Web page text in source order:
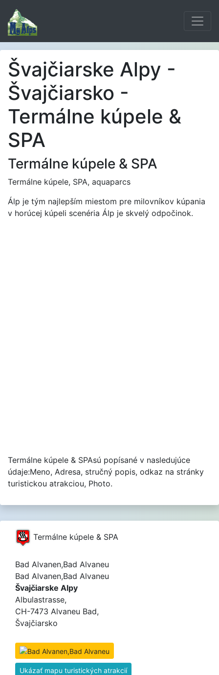
Švajčiarske Alpy -
Švajčiarsko -
Termálne kúpele &
SPA
Termálne kúpele & SPA
Termálne kúpele, SPA, aquaparcs
Álp je tým najlepším miestom pre milovníkov kúpania
v horúcej kúpeli scenéria Álp je skvelý odpočinok.
Termálne kúpele & SPAsú popísané v nasledujúce
údaje:Meno, Adresa, stručný popis, odkaz na stránky
turistickou atrakciou, Photo.
Termálne kúpele & SPA
Bad Alvanen,Bad Alvaneu
Bad Alvanen,Bad Alvaneu
Švajčiarske Alpy
Albulastrasse,
CH-7473 Alvaneu Bad,
Švajčiarsko
Ukázať mapu turistických atrakcií